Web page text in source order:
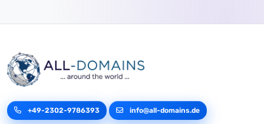
+49-2302-9786393 info@all-domains.de